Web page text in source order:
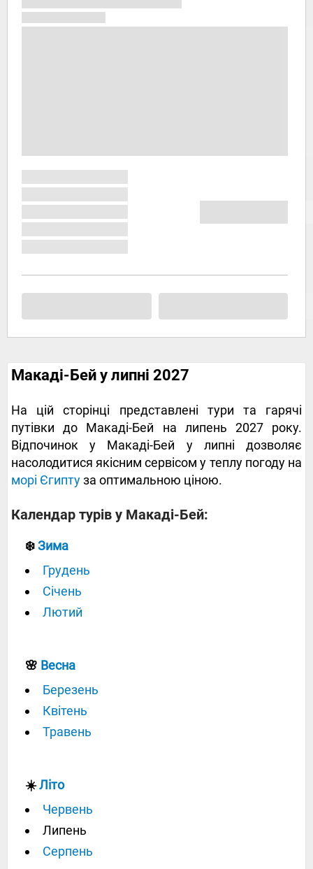
Макаді-Бей у липні 2027
На цій сторінці представлені тури та гарячі
путівки до Макаді-Бей на липень 2027 року.
Відпочинок у Макаді-Бей у липні дозволяє
насолодитися якісним сервісом у теплу погоду на
морі Єгиптуза оптимальною ціною.
Календар турів у Макаді-Бей:
❄️Зима
Грудень
Січень
Лютий
🌸 Весна
Березень
Квітень
Травень
☀️Літо
Червень
Липень
Серпень